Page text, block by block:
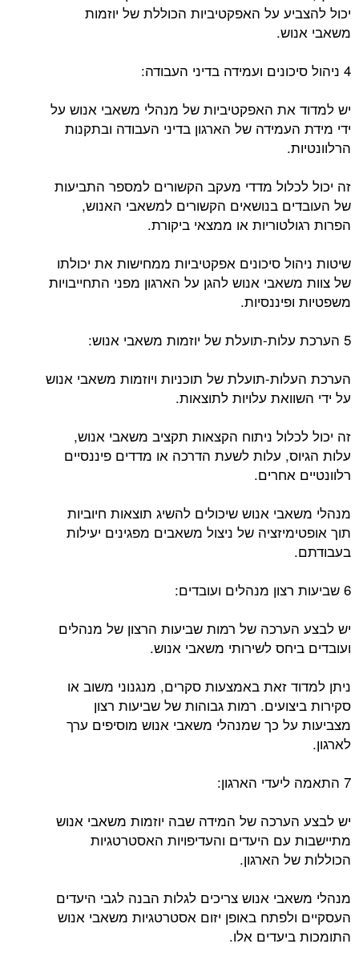
יכול להצביע על האפקטיביות הכוללת של יוזמות
משאבי אנוש.
4 ניהול סיכונים ועמידה בדיני העבודה:
יש למדוד את האפקטיביות של מנהלי משאבי אנוש על
ידי מידת העמידה של הארגון בדיני העבודה ובתקנות
הרלוונטיות.
זה יכול לכלול מדדי מעקב הקשורים למספר התביעות
של העובדים בנושאים הקשורים למשאבי האנוש,
הפרות רגולטוריות או ממצאי ביקורת.
שיטות ניהול סיכונים אפקטיביות ממחישות את יכולתו
של צוות משאבי אנוש להגן על הארגון מפני התחייבויות
משפטיות ופיננסיות.
5 הערכת עלות-תועלת של יוזמות משאבי אנוש:
הערכת העלות-תועלת של תוכניות ויוזמות משאבי אנוש
על ידי השוואת עלויות לתוצאות.
זה יכול לכלול ניתוח הקצאות תקציב משאבי אנוש,
עלות הגיוס, עלות לשעת הדרכה או מדדים פיננסיים
רלוונטיים אחרים.
מנהלי משאבי אנוש שיכולים להשיג תוצאות חיוביות
תוך אופטימיזציה של ניצול משאבים מפגינים יעילות
בעבודתם.
6 שביעות רצון מנהלים ועובדים:
יש לבצע הערכה של רמות שביעות הרצון של מנהלים
ועובדים ביחס לשירותי משאבי אנוש.
ניתן למדוד זאת באמצעות סקרים, מנגנוני משוב או
סקירות ביצועים. רמות גבוהות של שביעות רצון
מצביעות על כך שמנהלי משאבי אנוש מוסיפים ערך
לארגון.
7 התאמה ליעדי הארגון:
יש לבצע הערכה של המידה שבה יוזמות משאבי אנוש
מתיישבות עם היעדים והעדיפויות האסטרטגיות
הכוללות של הארגון.
מנהלי משאבי אנוש צריכים לגלות הבנה לגבי היעדים
העסקיים ולפתח באופן יזום אסטרטגיות משאבי אנוש
התומכות ביעדים אלו.